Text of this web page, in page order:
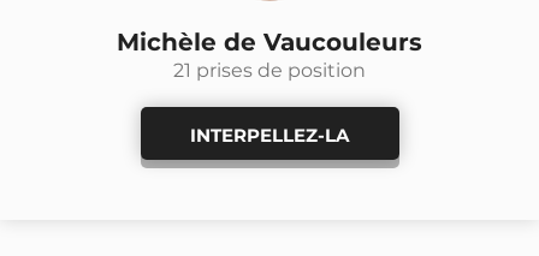
Michèle de Vaucouleurs
21 prises de position
INTERPELLEZ-LA